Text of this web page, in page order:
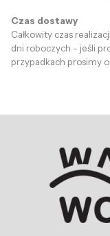
Czas dostawy
Całkowity czas
dni roboczych - jeśli
przypadkach prosimy